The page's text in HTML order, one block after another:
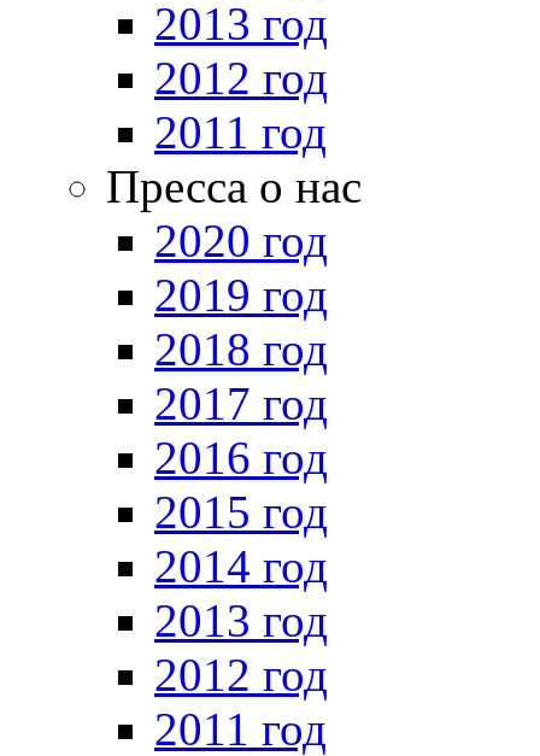
2013 год
2012 год
2011 год
Пресса о нас
2020 год
2019 год
2018 год
2017 год
2016 год
2015 год
2014 год
2013 год
2012 год
2011 год